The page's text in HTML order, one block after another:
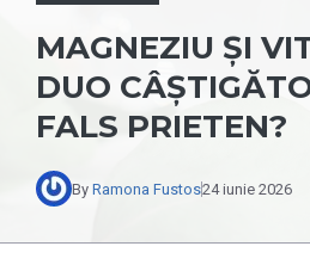
MAGNEZIU ȘI
DUO
FALS PRIETEN?
By Ramona Fustos24 iunie 2026